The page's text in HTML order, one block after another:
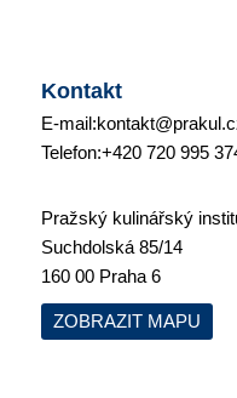
Kontakt
E-mail:
Telefon:+420 720 995
Pražský kulinářský
Suchdolská 85/14
160 00 Praha 6
ZOBRAZIT MAPU